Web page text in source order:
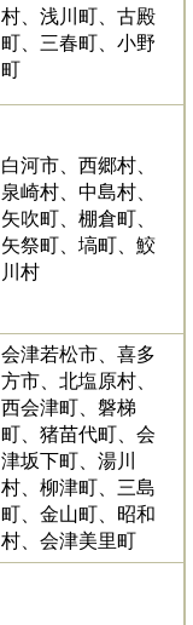
村、浅川町、古殿
町、三春町、小野
町
白河市、西郷村、
泉崎村、中島村、
矢吹町、棚倉町、
矢祭町、塙町、鮫
川村
会津若松市、喜多
方市、北塩原村、
西会津町、磐梯
町、猪苗代町、会
津坂下町、湯川
村、柳津町、三島
町、金山町、昭和
村、会津美里町